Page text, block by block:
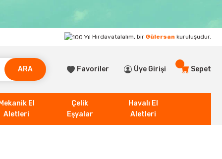
Hırdavatalalım, bir Gülersan kuruluşudur.
ARA Favoriler Üye Girişi Sepet
El
Aletleri
Çelik
Eşyalar
Havalı El
Aletleri